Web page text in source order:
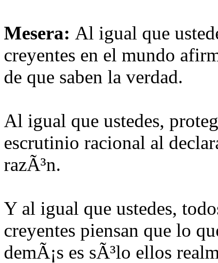
Mesera: Al igual que
creyentes en el mundo
de que saben la verdad.
Al igual que ustedes,
escrutinio racional al
razÃ³n.
Y al igual que ustedes,
creyentes piensan que lo
demÃ¡s es sÃ³lo ellos